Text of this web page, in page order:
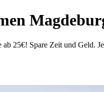
25€! Spare Zeit und Geld.